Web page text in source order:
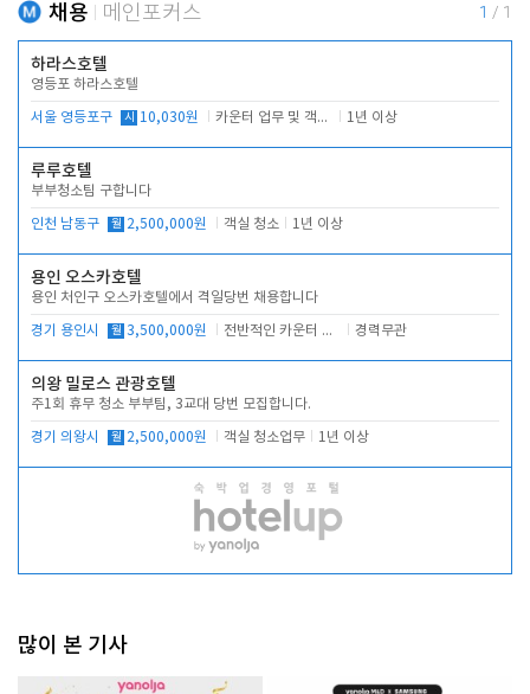
채용 메인포커스 1 / 1
하라스호텔
영등포 하라스호텔
서울 영등포구 시 10,030원 카운터 업무 및 객실관리(청소상태 확인, 객실판매) 1년 이상
루루호텔
부부청소팀 구합니다
인천 남동구 월 2,500,000원 객실 청소 1년 이상
용인 오스카호텔
용인 처인구 오스카호텔에서 격일당번 채용합니다
경기 용인시 월 3,500,000원 전반적인 카운터 업무 경력무관
의왕 밀로스 관광호텔
주1회 휴무 청소 부부팀, 3교대 당번 모집합니다.
경기 의왕시 월 2,500,000원 객실 청소업무 1년 이상
많이 본 기사